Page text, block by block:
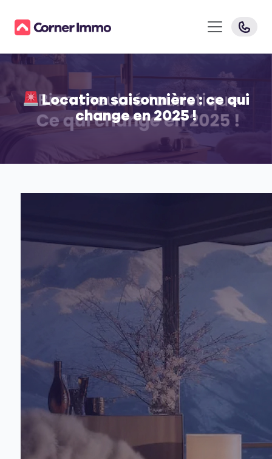
Location saisonnière : ce qui
change en 2025 !